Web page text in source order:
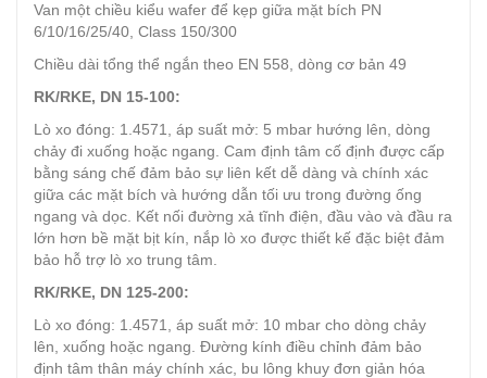
Van một chiều kiểu wafer để kẹp giữa mặt bích PN
6/10/16/25/40, Class 150/300
Chiều dài tổng thể ngắn theo EN 558, dòng cơ bản 49
RK/RKE, DN 15-100:
Lò xo đóng: 1.4571, áp suất mở: 5 mbar hướng lên, dòng
chảy đi xuống hoặc ngang. Cam định tâm cố định được cấp
bằng sáng chế đảm bảo sự liên kết dễ dàng và chính xác
giữa các mặt bích và hướng dẫn tối ưu trong đường ống
ngang và dọc. Kết nối đường xả tĩnh điện, đầu vào và đầu ra
lớn hơn bề mặt bịt kín, nắp lò xo được thiết kế đặc biệt đảm
bảo hỗ trợ lò xo trung tâm.
RK/RKE, DN 125-200:
Lò xo đóng: 1.4571, áp suất mở: 10 mbar cho dòng chảy
lên, xuống hoặc ngang. Đường kính điều chỉnh đảm bảo
định tâm thân máy chính xác, bu lông khuy đơn giản hóa